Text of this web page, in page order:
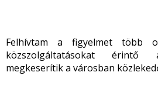
Felhívtam a figyelmet több
közszolgáltatásokat érintő
megkeserítik a városban